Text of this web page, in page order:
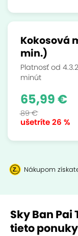
Kokosová
min.)
Platnosť od
minút
ušetríte26 %
65,99 €
89 €
Nákupom
Sky Ban Pai
tieto ponuky